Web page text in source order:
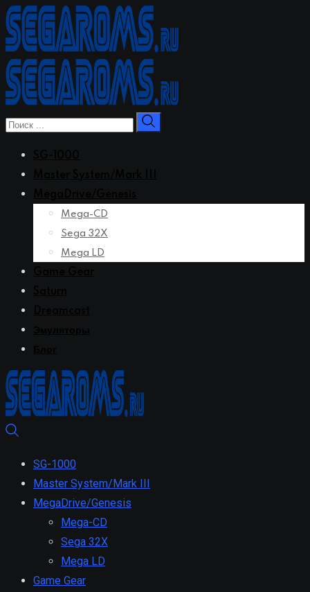
Перейти
к
контенту
Mega-CD
Sega 32X
Mega LD
SG-1000
Master System/Mark III
MegaDrive/Genesis
Mega-CD
Sega 32X
Mega LD
Game Gear